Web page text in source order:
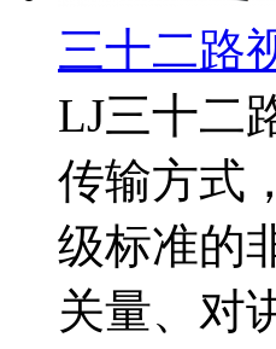
三十二路
LJ三十二
传输方式
级标准的
关量、对